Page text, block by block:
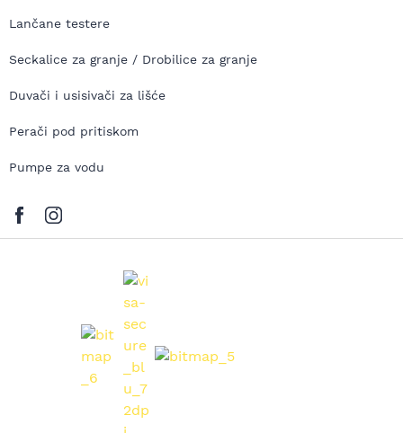
Lančane testere
Seckalice za granje / Drobilice za granje
Duvači i usisivači za lišće
Perači pod pritiskom
Pumpe za vodu